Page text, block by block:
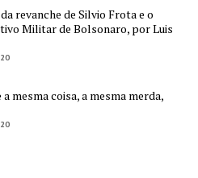
revanche de Silvio Frota e o
Militar de Bolsonaro, por Luis
mesma coisa, a mesma merda,